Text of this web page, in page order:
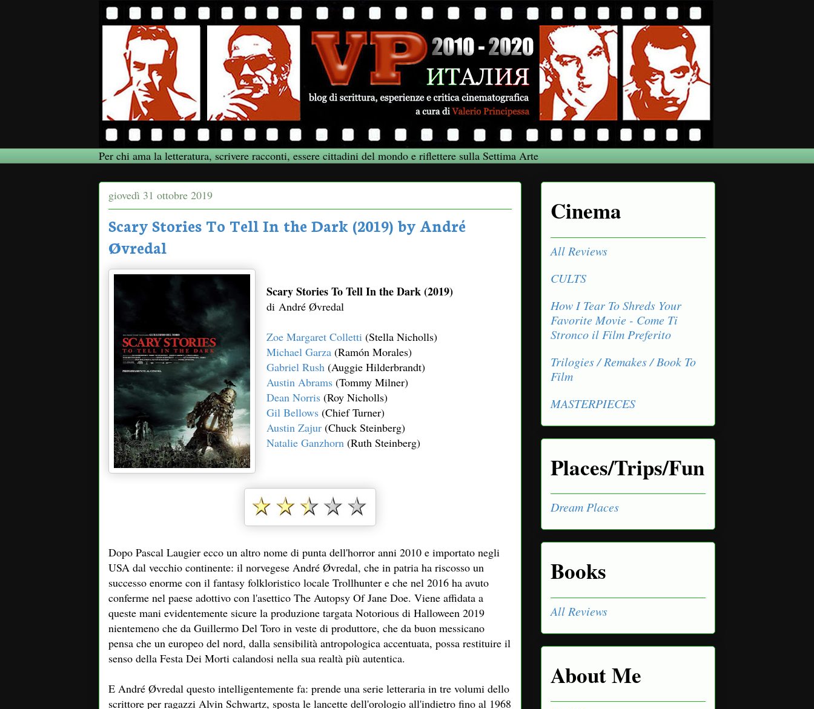
Per chi ama la letteratura, scrivere racconti, essere cittadini del mondo e riflettere sulla Settima Arte
giovedì 31 ottobre 2019
Scary Stories To Tell In the Dark (2019) by André
Øvredal
Scary Stories To Tell In the Dark (2019)
di André Øvredal
Zoe Margaret Colletti (Stella Nicholls)
Michael Garza (Ramón Morales)
Gabriel Rush (Auggie Hilderbrandt)
Austin Abrams (Tommy Milner)
Dean Norris (Roy Nicholls)
Gil Bellows (Chief Turner)
Austin Zajur (Chuck Steinberg)
Natalie Ganzhorn (Ruth Steinberg)
Dopo Pascal Laugier ecco un altro nome di punta dell'horror anni 2010 e importato negli
USA dal vecchio continente: il norvegese André Øvredal, che in patria ha riscosso un
successo enorme con il fantasy folkloristico locale Trollhunter e che nel 2016 ha avuto
conferme nel paese adottivo con l'asettico The Autopsy Of Jane Doe. Viene affidata a
queste mani evidentemente sicure la produzione targata Notorious di Halloween 2019
nientemeno che da Guillermo Del Toro in veste di produttore, che da buon messicano
pensa che un europeo del nord, dalla sensibilità antropologica accentuata, possa restituire il
senso della Festa Dei Morti calandosi nella sua realtà più autentica.
E André Øvredal questo intelligentemente fa: prende una serie letteraria in tre volumi dello
scrittore per ragazzi Alvin Schwartz, sposta le lancette dell'orologio all'indietro fino al 1968
Cinema
All Reviews
CULTS
How I Tear To Shreds Your
Favorite Movie - Come Ti
Stronco il Film Preferito
Trilogies / Remakes / Book To
Film
MASTERPIECES
Places/Trips/Fun
Dream Places
Books
All Reviews
About Me